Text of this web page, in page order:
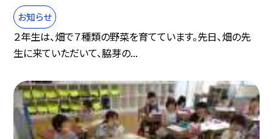
お知らせ
２年生は、畑で７種類の野菜を育てています。先日、畑の先
生に来ていただいて、脇芽の...